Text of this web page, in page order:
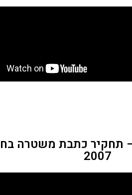
תחקיר כתבת משטרה
2007